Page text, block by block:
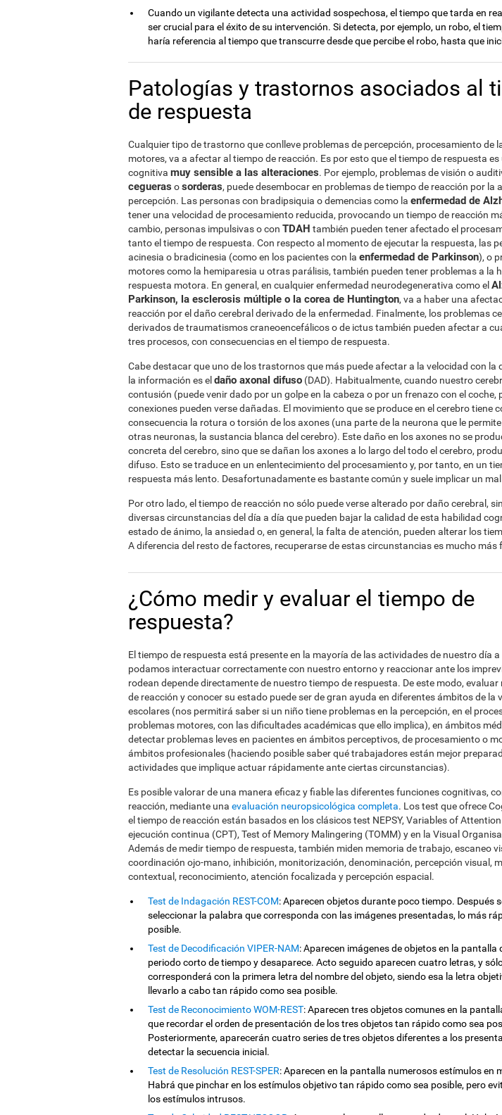
Cuando un vigilante detecta una actividad sospechosa, el tiempo que tarda en
ser crucial para el éxito de su intervención. Si detecta, por ejemplo, un robo, el
haría referencia al tiempo que transcurre desde que percibe el robo, hasta que
Patologías y trastornos asociados al
de respuesta
Cualquier tipo de trastorno que conlleve problemas de percepción, procesamiento de
motores, va a afectar al tiempo de reacción. Es por esto que el tiempo de respuesta
cognitiva muy sensible a las alteraciones. Por ejemplo, problemas de visión o
cegueras osorderas, puede desembocar en problemas de tiempo de reacción por la
percepción. Las personas con bradipsiquia o demencias como la enfermedad de
tener una velocidad de procesamiento reducida, provocando un tiempo de reacción
cambio, personas impulsivas o con TDAH también pueden tener afectado el
tanto el tiempo de respuesta. Con respecto al momento de ejecutar la respuesta, las
acinesia o bradicinesia (como en los pacientes con la enfermedad de Parkinson), o
motores como la hemiparesia u otras parálisis, también pueden tener problemas a la
respuesta motora. En general, en cualquier enfermedad neurodegenerativa como el
Parkinson, la esclerosis múltiple o la corea de Huntington, va a haber una
reacción por el daño cerebral derivado de la enfermedad. Finalmente, los problemas
derivados de traumatismos craneoencefálicos o de ictus también pueden afectar a
tres procesos, con consecuencias en el tiempo de respuesta.
Cabe destacar que uno de los trastornos que más puede afectar a la velocidad con la
la información es el daño axonal difuso (DAD). Habitualmente, cuando nuestro
contusión (puede venir dado por un golpe en la cabeza o por un frenazo con el coche,
conexiones pueden verse dañadas. El movimiento que se produce en el cerebro tiene
consecuencia la rotura o torsión de los axones (una parte de la neurona que le
otras neuronas, la sustancia blanca del cerebro). Este daño en los axones no se
concreta del cerebro, sino que se dañan los axones a lo largo del todo el cerebro,
difuso. Esto se traduce en un enlentecimiento del procesamiento y, por tanto, en un
respuesta más lento. Desafortunadamente es bastante común y suele implicar un
Por otro lado, el tiempo de reacción no sólo puede verse alterado por daño cerebral,
diversas circunstancias del día a día que pueden bajar la calidad de esta habilidad
estado de ánimo, la ansiedad o, en general, la falta de atención, pueden alterar los
A diferencia del resto de factores, recuperarse de estas circunstancias es mucho más
¿Cómo medir y evaluar el tiempo de
respuesta?
El tiempo de respuesta está presente en la mayoría de las actividades de nuestro día a
podamos interactuar correctamente con nuestro entorno y reaccionar ante los
rodean depende directamente de nuestro tiempo de respuesta. De este modo,
de reacción y conocer su estado puede ser de gran ayuda en diferentes ámbitos de la
escolares (nos permitirá saber si un niño tiene problemas en la percepción, en el
problemas motores, con las dificultades académicas que ello implica), en ámbitos
detectar problemas leves en pacientes en ámbitos perceptivos, de procesamiento o
ámbitos profesionales (haciendo posible saber qué trabajadores están mejor
actividades que implique actuar rápidamente ante ciertas circunstancias).
Es posible valorar de una manera eficaz y fiable las diferentes funciones cognitivas,
reacción, mediante una evaluación neuropsicológica completa. Los test que ofrece
el tiempo de reacción están basados en los clásicos test NEPSY, Variables of
ejecución continua (CPT), Test of Memory Malingering (TOMM) y en la Visual
Además de medir tiempo de respuesta, también miden memoria de trabajo, escaneo
coordinación ojo-mano, inhibición, monitorización, denominación, percepción visual,
contextual, reconocimiento, atención focalizada y percepción espacial.
Test de Indagación REST-COM: Aparecen objetos durante poco tiempo. Después
seleccionar la palabra que corresponda con las imágenes presentadas, lo más
posible.
Test de Decodificación VIPER-NAM: Aparecen imágenes de objetos en la pantalla
periodo corto de tiempo y desaparece. Acto seguido aparecen cuatro letras, y
corresponderá con la primera letra del nombre del objeto, siendo esa la letra
llevarlo a cabo tan rápido como sea posible.
Test de Reconocimiento WOM-REST: Aparecen tres objetos comunes en la
que recordar el orden de presentación de los tres objetos tan rápido como sea
Posteriormente, aparecerán cuatro series de tres objetos diferentes a los
detectar la secuencia inicial.
Test de Resolución REST-SPER: Aparecen en la pantalla numerosos estímulos en
Habrá que pinchar en los estímulos objetivo tan rápido como sea posible, pero
los estímulos intrusos.